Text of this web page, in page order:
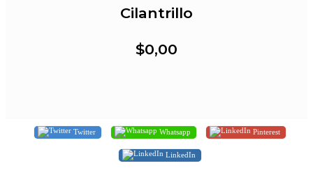
Cilantrillo
$0,00
Twitter Whatsapp Pinterest
LinkedIn